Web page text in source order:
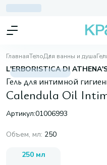
ГлавнаяТелоДля ванны и душа
L'ERBORISTICA DI
Гель для интимной
Calendula Oil
Артикул:01006993
Объем, мл: 250
250 мл